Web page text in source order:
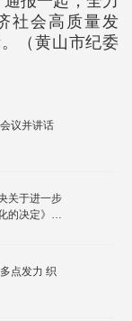
社会高质量发
（黄山市纪委
议并讲话
关于进一步
的决定》的
点发力 织